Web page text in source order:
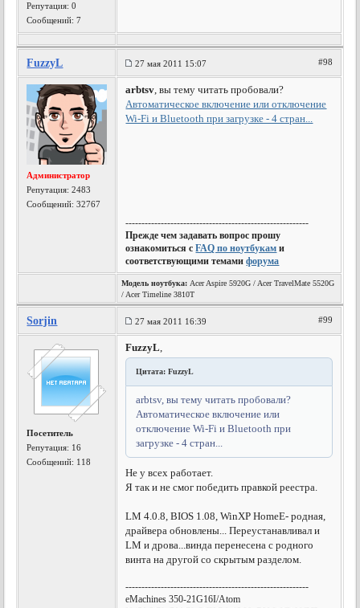
Репутация:0
Сообщений: 7
FuzzyL 27 мая 2011 15:07 #98
Администратор
Репутация:2483
Сообщений: 32767
arbtsv, вы тему читать пробовали?
Автоматическое включение или отключение
Wi-Fi и Bluetooth при загрузке - 4 cтран...
---------------------------------------------------------
Прежде чем задавать вопрос прошу
ознакомиться сFAQ по ноутбукам и
соответствующими темамифорума
Модель ноутбука: Acer Aspire 5920G / Acer TravelMate 5520G
/ Acer Timeline 3810T
Sorjin 27 мая 2011 16:39 #99
Посетитель
Репутация: 16
Сообщений: 118
FuzzyL,
Цитата: FuzzyL
arbtsv, вы тему читать пробовали?
Автоматическое включение или
отключение Wi-Fi и Bluetooth при
загрузке - 4 cтран...
Не у всех работает.
Я так и не смог победить правкой реестра.
LM 4.0.8, BIOS 1.08, WinXP HomeE- родная,
драйвера обновлены... Переустанавливал и
LM и дрова...винда перенесена с родного
винта на другой со скрытым разделом.
---------------------------------------------------------
eMachines 350-21G16I/Atom